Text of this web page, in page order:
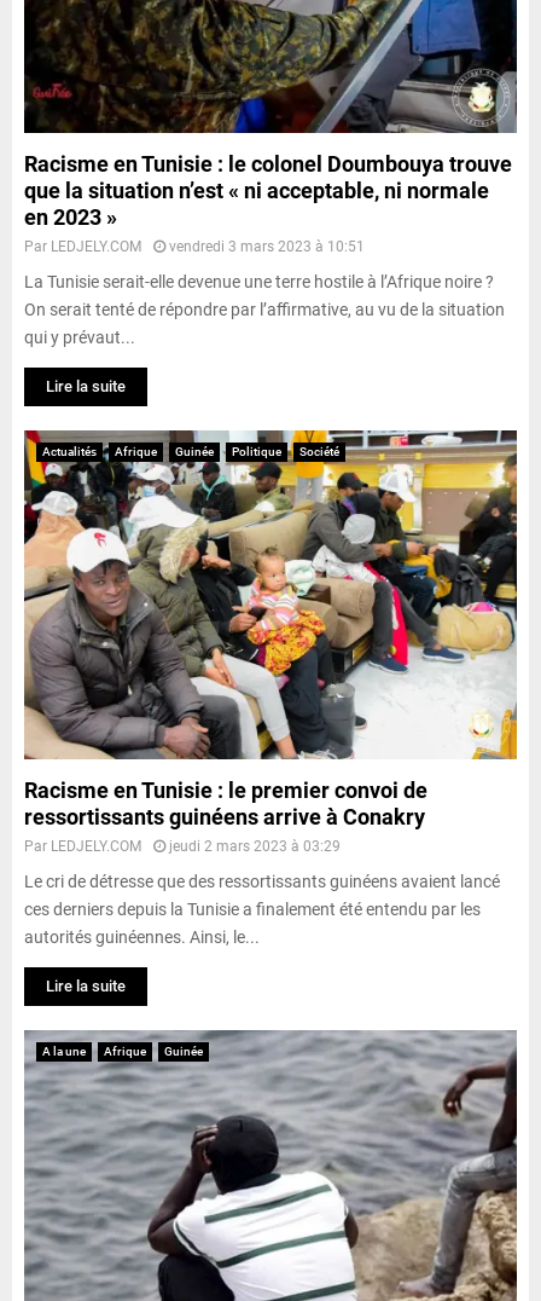
Racisme en Tunisie : le colonel Doumbouya trouve
que la situation n’est « ni acceptable, ni normale
en 2023 »
Par LEDJELY.COM vendredi 3 mars 2023 à 10:51
La Tunisie serait-elle devenue une terre hostile à l’Afrique noire ?
On serait tenté de répondre par l’affirmative, au vu de la situation
qui y prévaut...
Lire la suite
Actualités Afrique Guinée Politique Société
Racisme en Tunisie : le premier convoi de
ressortissants guinéens arrive à Conakry
Par LEDJELY.COM jeudi 2 mars 2023 à 03:29
Le cri de détresse que des ressortissants guinéens avaient lancé
ces derniers depuis la Tunisie a finalement été entendu par les
autorités guinéennes. Ainsi, le...
Lire la suite
A la une Afrique Guinée